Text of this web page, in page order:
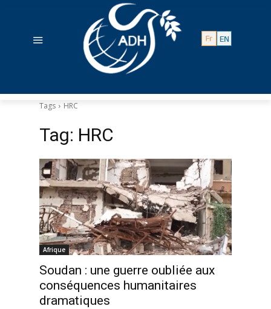
Tags HRC
Tag: HRC
Afrique
Soudan : une guerre oubliée aux
conséquences humanitaires
dramatiques